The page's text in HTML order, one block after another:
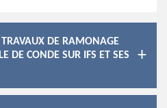
DE RAMONAGE
DE CONDE SUR IFS ET SES